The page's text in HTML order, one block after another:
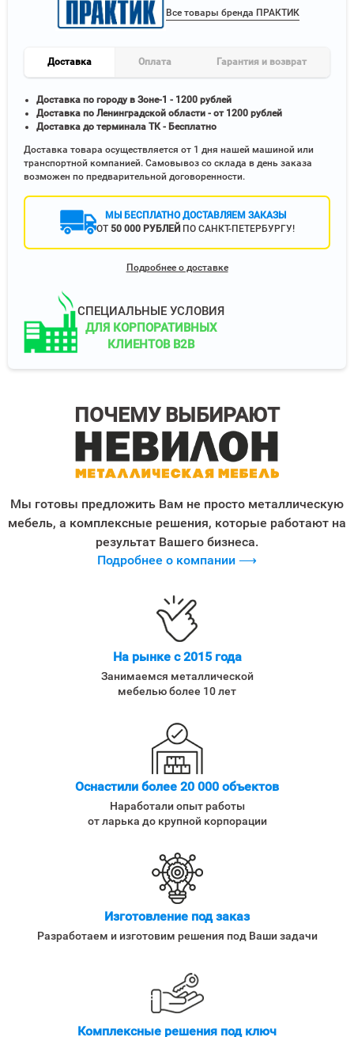
Все товары бренда ПРАКТИК
Доставка Оплата Гарантия и возврат
Доставка по городу в Зоне-1 - 1200 рублей
Доставка по Ленинградской области - от 1200 рублей
Доставка до терминала ТК - Бесплатно
Доставка товара осуществляется от 1 дня нашей машиной или
транспортной компанией. Самовывоз со склада в день заказа
возможен по предварительной договоренности.
МЫ БЕСПЛАТНО ДОСТАВЛЯЕМ ЗАКАЗЫ
ОТ 50 000 РУБЛЕЙ ПО САНКТ-ПЕТЕРБУРГУ!
Подробнее о доставке
СПЕЦИАЛЬНЫЕ УСЛОВИЯ
ДЛЯ КОРПОРАТИВНЫХ
КЛИЕНТОВ B2B
ПОЧЕМУ ВЫБИРАЮТ
Мы готовы предложить Вам не просто металлическую
мебель, а комплексные решения, которые работают на
результат Вашего бизнеса.
Подробнее о компании ⟶
На рынке с 2015 года
Занимаемся металлической
мебелью более 10 лет
Оснастили более 20 000 объектов
Наработали опыт работы
от ларька до крупной корпорации
Изготовление под заказ
Разработаем и изготовим решения под Ваши задачи
Комплексные решения под ключ